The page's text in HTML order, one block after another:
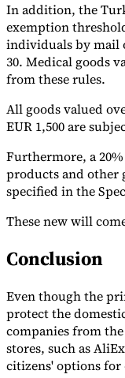
Outils
venteVérificateur de
facturation électronique
In addition, the
exemption
individuals by mail
30. Medical goods
from these rules.
All goods valued
EUR 1,500 are
Furthermore, a
products and other
specified in the
These new will
Conclusion
Even though the
protect the
companies from
stores, such as
citizens' options